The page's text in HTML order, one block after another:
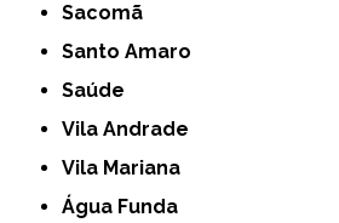
Sacomã
Santo Amaro
Saúde
Vila Andrade
Vila Mariana
Água Funda